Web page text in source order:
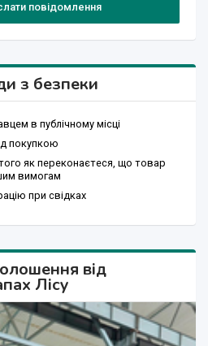
повідомлення
з безпеки
в публічному місці
покупкою
як переконаєтеся, що товар
вимогам
при свідках
від
Лісу